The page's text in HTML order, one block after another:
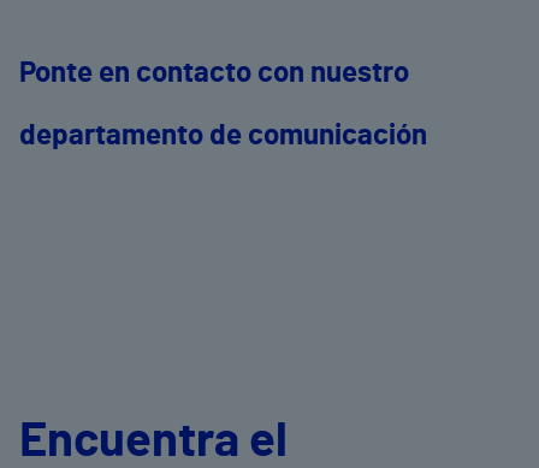
Ponte en contacto con nuestro
departamento de comunicación
Encuentra el